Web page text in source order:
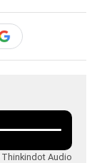
Audio